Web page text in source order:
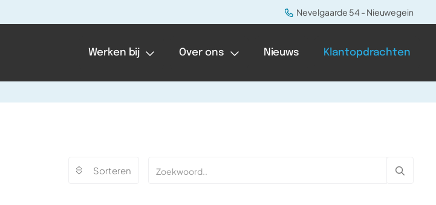
Sorteren
Nevelgaarde 54 - Nieuwegein
Werken bij Over ons Nieuws Klantopdrachten